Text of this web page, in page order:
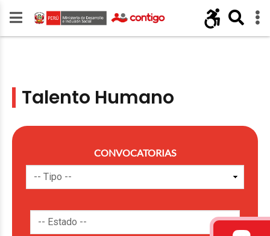
Talento Humano
CONVOCATORIAS